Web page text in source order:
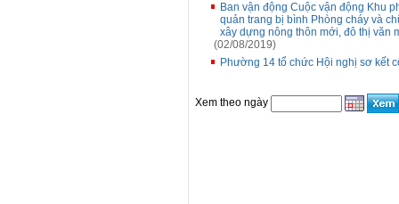
Ban vận động Cuộc vận động Khu
quản trang bị bình Phòng cháy và
xây dựng nông thôn mới, đô thị văn
(02/08/2019)
Phường 14 tổ chức Hội nghị sơ kết
Xem theo ngày